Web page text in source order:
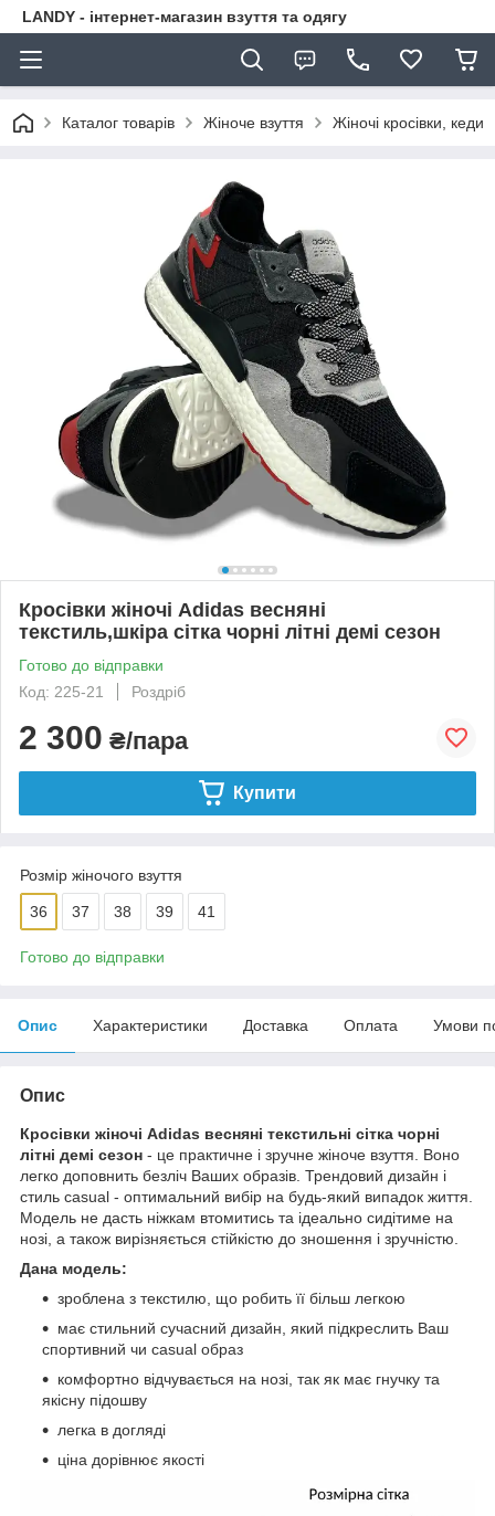
LANDY - інтернет-магазин взуття та одягу
Каталог товарів Жіноче взуття Жіночі кросівки, кеди
Кросівки жіночі Adidas весняні
текстиль,шкіра сітка чорні літні демі сезон
Готово до відправки
Код: 225-21
Роздріб
2 300 ₴/пара
Купити
Розмір жіночого взуття
36 37 38 39 41
Готово до відправки
Опис Характеристики Доставка Оплата Умови
Опис
Кросівки жіночі Adidas весняні текстильні сітка чорні
літні демі сезон - це практичне і зручне жіноче взуття. Воно
легко доповнить безліч Ваших образів. Трендовий дизайн і
стиль сasual - оптимальний вибір на будь-який випадок життя.
Модель не дасть ніжкам втомитись та ідеально сидітиме на
нозі, а також вирізняється стійкістю до зношення і зручністю.
Дана модель:
зроблена з текстилю, що робить її більш легкою
має стильний сучасний дизайн, який підкреслить Ваш
спортивний чи сasual образ
комфортно відчувається на нозі, так як має гнучку та
якісну підошву
легка в догляді
ціна дорівнює якості